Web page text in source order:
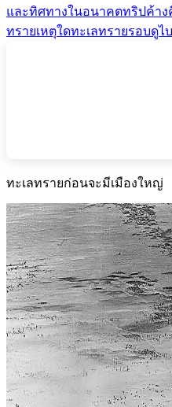
และทิศทางในอนาคตทริปค้าง
ทรายเหตุใดทะเลทรายรอบดูไ
ทะเลทรายก่อนจะมีเมืองใหญ่